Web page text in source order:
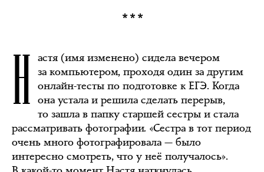
***
Н астя (имя изменено) сидела вечером
за компьютером, проходя один за другим
онлайн-тесты по подготовке к ЕГЭ. Когда
она устала и решила сделать перерыв,
то зашла в папку старшей сестры и стала
рассматривать фотографии. «Сестра в тот период
очень много фотографировала — было
интересно смотреть, что у неё получалось».